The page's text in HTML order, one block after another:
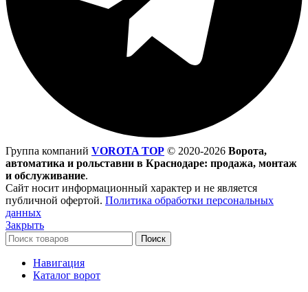
Группа компаний VOROTA TOP © 2020-2026 Ворота,
автоматика и рольставни в Краснодаре: продажа, монтаж
и обслуживание.
Сайт носит информационный характер и не является
публичной офертой. Политика обработки персональных
данных
Закрыть
Поиск
Навигация
Каталог ворот